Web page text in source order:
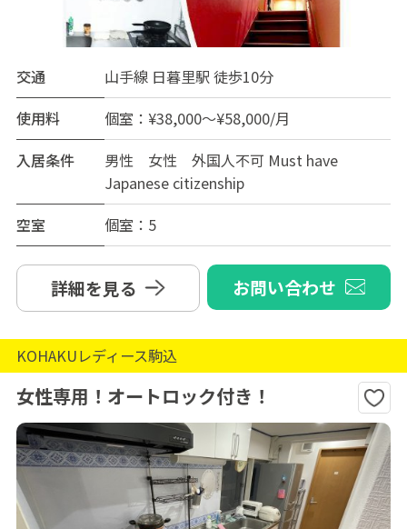
交通
山手線 日暮里駅 徒歩10分
使用料
個室：¥38,000～¥58,000/月
入居条件
男性 女性 外国人不可 Must have
Japanese citizenship
空室
個室：5
詳細を見る お問い合わせ
KOHAKUレディース駒込
女性専用！オートロック付き！